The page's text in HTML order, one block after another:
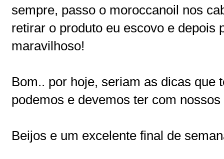
sempre, passo o moroccanoil nos
retirar o produto eu escovo e depois
maravilhoso!
Bom.. por hoje, seriam as dicas que
podemos e devemos ter com
Beijos e um excelente final de